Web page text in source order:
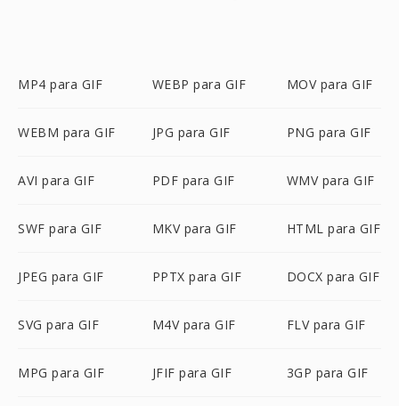
MP4 para GIF WEBP para GIF MOV para GIF
WEBM para GIF JPG para GIF PNG para GIF
AVI para GIF PDF para GIF WMV para GIF
SWF para GIF MKV para GIF HTML para GIF
JPEG para GIF PPTX para GIF DOCX para GIF
SVG para GIF M4V para GIF FLV para GIF
MPG para GIF JFIF para GIF 3GP para GIF